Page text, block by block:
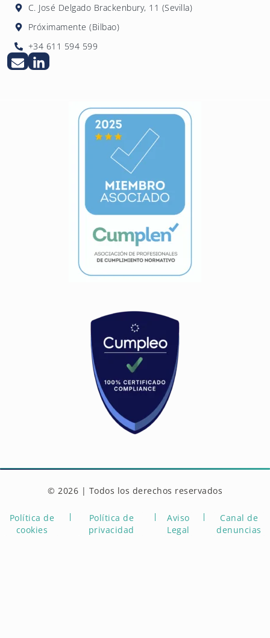
C. José Delgado Brackenbury, 11 (Sevilla)
Próximamente (Bilbao)
+34 611 594 599
© 2026 | Todos los derechos reservados
Política de
cookies
Política de
privacidad
Aviso
Legal
Canal de
denuncias